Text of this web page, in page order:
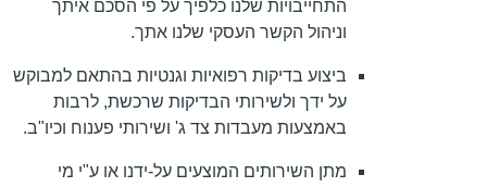
התחייבויות שלנו כלפיך על פי הסכם איתך
וניהול הקשר העסקי שלנו אתך.
ביצוע בדיקות רפואיות וגנטיות בהתאם למבוקש
על ידך ולשירותי הבדיקות שרכשת, לרבות
באמצעות מעבדות צד ג' ושירותי פענוח וכיו"ב.
מתן השירותים המוצעים על-ידנו או ע"י מי